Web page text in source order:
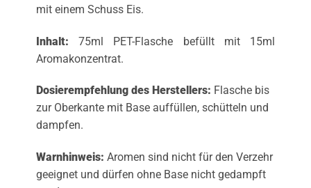
mit einem Schuss Eis.
Inhalt: 75ml PET-Flasche befüllt mit 15ml
Aromakonzentrat.
Dosierempfehlung des Herstellers: Flasche bis
zur Oberkante mit Base auffüllen, schütteln und
dampfen.
Warnhinweis: Aromen sind nicht für den Verzehr
geeignet und dürfen ohne Base nicht gedampft